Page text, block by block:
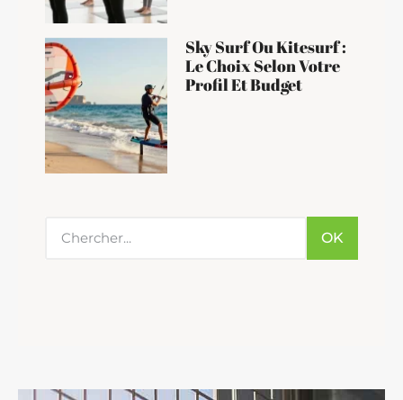
Sky Surf Ou Kitesurf :
Le Choix Selon Votre
Profil Et Budget
OK